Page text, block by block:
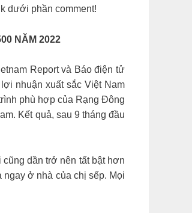
dưới phần comment!
NĂM 2022
Report và Báo điện tử
nhuận xuất sắc Việt Nam
phù hợp của Rạng Đông
Kết quả, sau 9 tháng đầu
dần trở nên tất bật hơn
ở nhà của chị sếp. Mọi